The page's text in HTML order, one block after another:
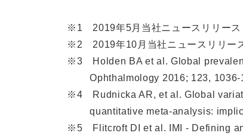
※1 2019年5月当社ニュースリリー
※2 2019年10月当社ニュースリリ
※3 Holden BA et al. Global
Ophthalmology 2016; 123, 1036-
※4 Rudnicka AR, et al. Global
quantitative meta-analysis:
※5 Flitcroft DI et al. IMI - Defining